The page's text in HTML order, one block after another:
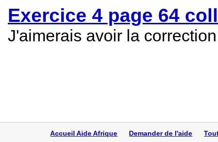
Exercice 4 page 64
J'aimerais avoir la
Accueil Aide Afrique Demander de l'aide